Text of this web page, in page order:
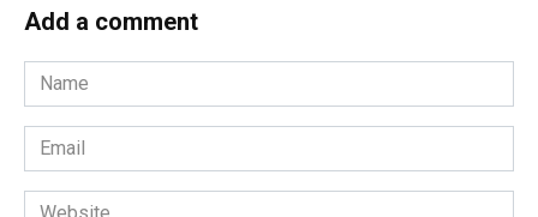
Add a comment
Name
*
Email
*
Website